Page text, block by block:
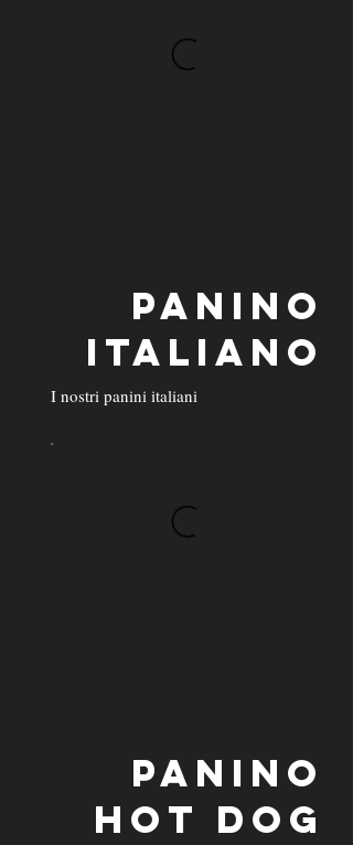
PANINO
ITALIANO
I nostri panini italiani
PANINO
HOT DOG